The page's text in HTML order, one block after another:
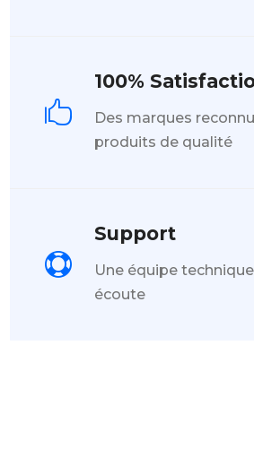

100%
Des marques
produits de qualité

Support
Une équipe
écoute